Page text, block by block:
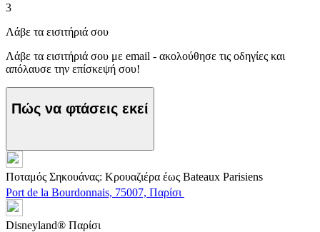
3
Λάβε τα εισιτήριά σου
Λάβε τα εισιτήριά σου με email - ακολούθησε τις οδηγίες και
απόλαυσε την επίσκεψή σου!
Πώς να φτάσεις εκεί
Ποταμός Σηκουάνας: Κρουαζιέρα έως Bateaux Parisiens
Port de la Bourdonnais, 75007, Παρίσι
Disneyland® Παρίσι